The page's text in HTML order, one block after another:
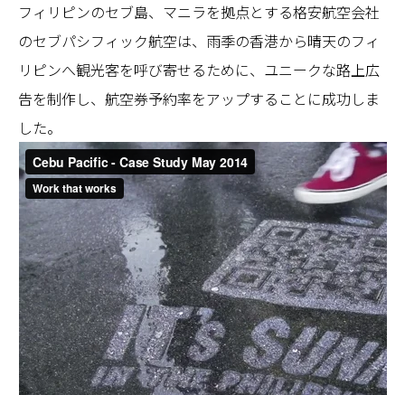
フィリピンのセブ島、マニラを拠点とする格安航空会社
のセブパシフィック航空は、雨季の香港から晴天のフィ
リピンへ観光客を呼び寄せるために、ユニークな路上広
告を制作し、航空券予約率をアップすることに成功しま
した。